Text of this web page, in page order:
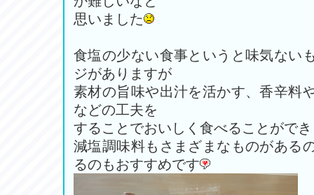
思いました
食塩の少ない食事というと味気ない
ジがありますが
素材の旨味や出汁を活かす、香辛料
などの工夫を
することでおいしく食べることがで
減塩調味料もさまざまなものがある
るのもおすすめです